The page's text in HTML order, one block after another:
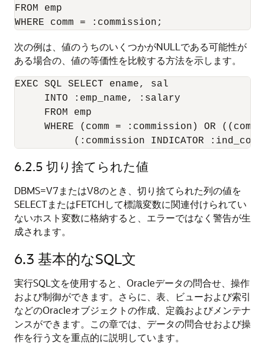
FROM emp
次の例は、値のうちのいくつかがNULLである可能性が
ある場合の、値の等価性を比較する方法を示します。
EXEC SQL SELECT ename, sal
     INTO :emp_name, :salary
     FROM emp
WHERE (comm = :commission) OR
(:commission INDICATOR
6.2.5 切り捨てられた値
DBMS=V7またはV8のとき、切り捨てられた列の値を
SELECTまたはFETCHして標識変数に関連付けられてい
ないホスト変数に格納すると、エラーではなく警告が生
成されます。
6.3 基本的なSQL文
実行SQL文を使用すると、Oracleデータの問合せ、操作
および制御ができます。さらに、表、ビューおよび索引
などのOracleオブジェクトの作成、定義およびメンテナ
ンスができます。この章では、データの問合せおよび操
作を行う文を重点的に説明しています。